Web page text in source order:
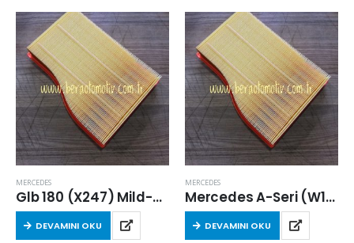
MERCEDES
Glb 180 (X247) Mild-Hybrid 2023 Sonrası Hava Filtresi
DEVAMINI OKU
MERCEDES
Mercedes A-Seri (W177) A 200 Benzinli 2018 Sonrası Hava Filtresi
DEVAMINI OKU